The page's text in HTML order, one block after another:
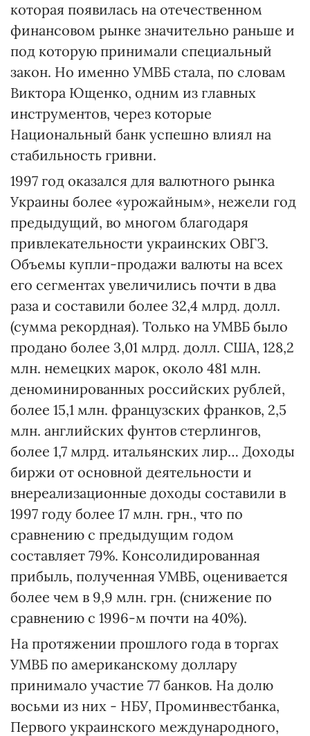
которая появилась на отечественном
финансовом рынке значительно раньше и
под которую принимали специальный
закон. Но именно УМВБ стала, по словам
Виктора Ющенко, одним из главных
инструментов, через которые
Национальный банк успешно влиял на
стабильность гривни.
1997 год оказался для валютного рынка
Украины более «урожайным», нежели год
предыдущий, во многом благодаря
привлекательности украинских ОВГЗ.
Объемы купли-продажи валюты на всех
его сегментах увеличились почти в два
раза и составили более 32,4 млрд. долл.
(сумма рекордная). Только на УМВБ было
продано более 3,01 млрд. долл. США, 128,2
млн. немецких марок, около 481 млн.
деноминированных российских рублей,
более 15,1 млн. французских франков, 2,5
млн. английских фунтов стерлингов,
более 1,7 млрд. итальянских лир… Доходы
биржи от основной деятельности и
внереализационные доходы составили в
1997 году более 17 млн. грн., что по
сравнению с предыдущим годом
составляет 79%. Консолидированная
прибыль, полученная УМВБ, оценивается
более чем в 9,9 млн. грн. (снижение по
сравнению с 1996-м почти на 40%).
На протяжении прошлого года в торгах
УМВБ по американскому доллару
принимало участие 77 банков. На долю
восьми из них - НБУ, Проминвестбанка,
Первого украинского международного,